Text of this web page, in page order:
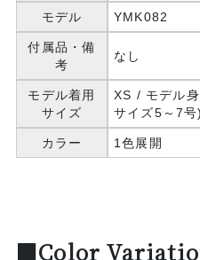
モデル YMK082
付属品・備
考
なし
モデル着用
サイズ
XS / モデル
サイズ5～7号)
カラー 1色展開
■Color